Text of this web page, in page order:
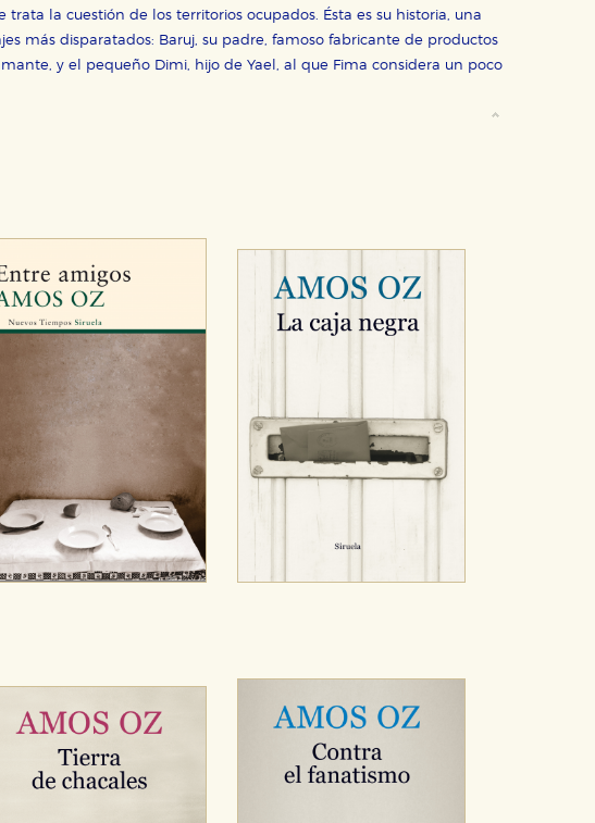
la cuestión de los territorios ocupados. Ésta es su historia, una
más disparatados: Baruj, su padre, famoso fabricante de productos
y el pequeño Dimi, hijo de Yael, al que Fima considera un poco